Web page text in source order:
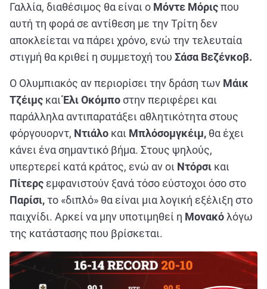
Γαλλία, διαθέσιμος θα είναι ο Μόντε Μόριςπου
αυτή τη φορά σε αντίθεση με την Τρίτη δεν
αποκλείεται να πάρει χρόνο, ενώ την τελευταία
στιγμή θα κριθεί η συμμετοχή του Σάσα Βεζένκοβ.
Ο Ολυμπιακός αν περιορίσει την δράση των Μάικ
Τζέιμς καιΈλι Οκόμποστην περιφέρει και
παράλληλα αντιπαρατάξει αθλητικότητα στους
φόργουορντ, Ντιάλο και Μπλόσομγκέιμ, θα έχει
κάνει ένα σημαντικό βήμα. Στους ψηλούς,
υπερτερεί κατά κράτος, ενώ αν οι Ντόρσι και
Πίτερς εμφανιστούν ξανά τόσο εύστοχοι όσο στο
Παρίσι,το «διπλό» θα είναι μια λογική εξέλιξη στο
παιχνίδι. Αρκεί να μην υποτιμηθεί η Μονακό λόγω
της κατάστασης που βρίσκεται.